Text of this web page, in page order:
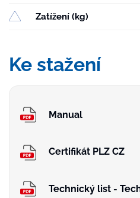
Zatížení (kg)
Ke stažení
Manual
Certifikát PLZ CZ
Technický list -